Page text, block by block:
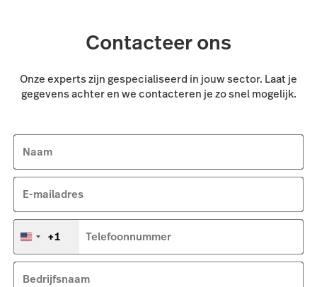
Contacteer ons
Onze experts zijn gespecialiseerd in jouw sector. Laat je
gegevens achter en we contacteren je zo snel mogelijk.
Naam
E-mailadres
Verenigde
+1
+1 Telefoonnummer
Bedrijfsnaam